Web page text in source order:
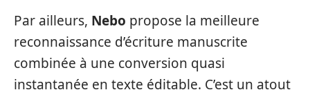
Par ailleurs, Nebo propose la meilleure
reconnaissance d’écriture manuscrite
combinée à une conversion quasi
instantanée en texte éditable. C’est un atout